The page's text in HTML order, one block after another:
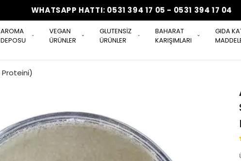
WHATSAPP HATTI: 0531 394 17 05 - 0531 394 17 04
AROMA
DEPOSU
VEGAN
ÜRÜNLER
GLUTENSİZ
ÜRÜNLER
BAHARAT
KARIŞIMLARI
GIDA